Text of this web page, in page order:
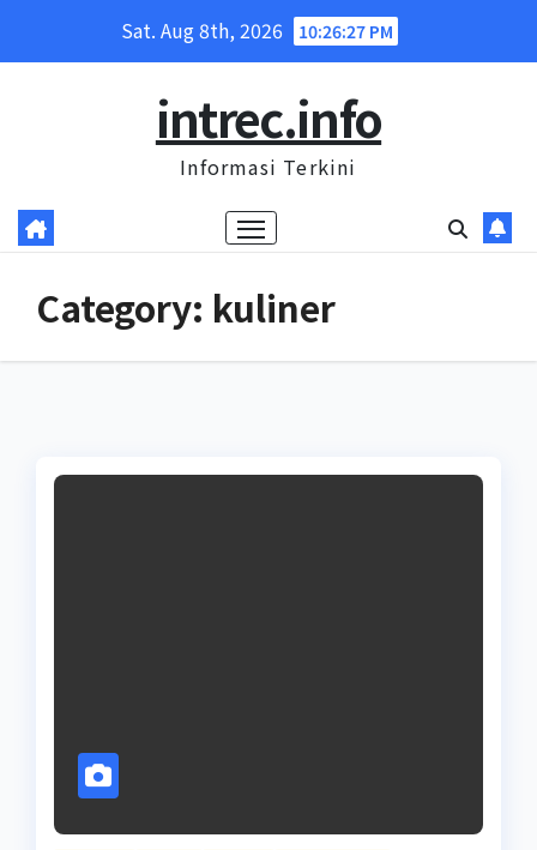
Sat. Aug 8th, 2026 10:26:27 PM
intrec.info
Informasi Terkini
Category: kuliner